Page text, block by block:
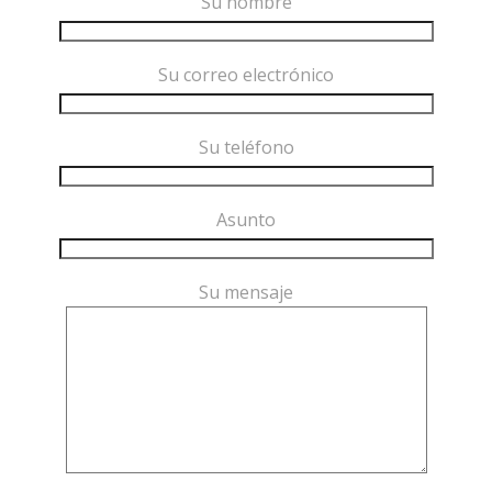
Su correo electrónico
Su teléfono
Asunto
Su mensaje